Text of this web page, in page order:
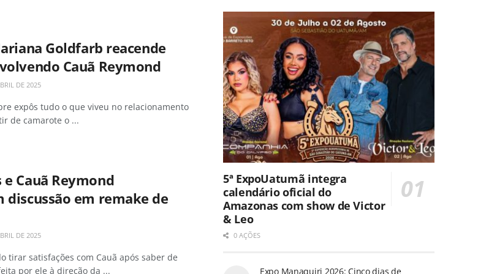
Goldfarb reacende
Cauã Reymond
DE 2025
expôs tudo o que viveu no relacionamento
de camarote o ...
e Cauã Reymond
discussão em remake de
DE 2025
tirar satisfações com Cauã após saber de
por ele à direção da ...
5ª ExpoUatumã integra
calendário oficial do
Amazonas com show de Victor
& Leo
0 AÇÕES
Expo Manaquiri 2026: Cinco dias de